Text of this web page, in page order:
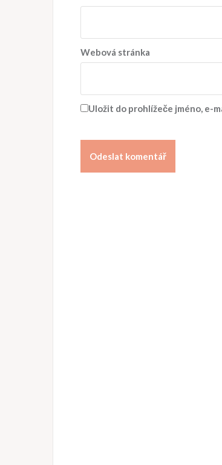
Webová stránka
Uložit do prohlížeče jméno, e-